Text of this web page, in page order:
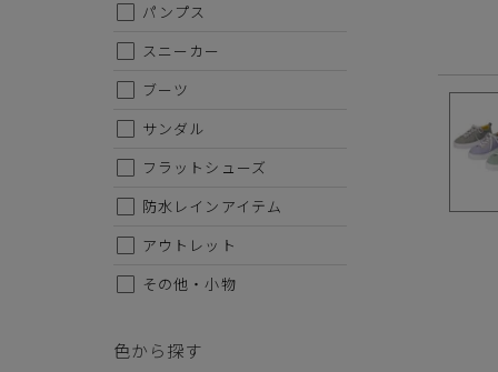
パンプス
スニーカー
ブーツ
サンダル
フラットシューズ
防水レインアイテム
アウトレット
その他・小物
色から探す
26.5cm